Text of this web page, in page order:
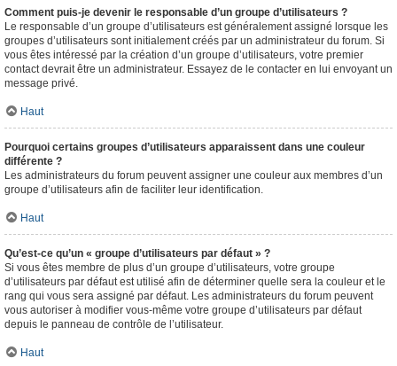
Comment puis-je devenir le responsable d’un groupe d’utilisateurs ?
Le responsable d’un groupe d’utilisateurs est généralement assigné lorsque les
groupes d’utilisateurs sont initialement créés par un administrateur du forum. Si
vous êtes intéressé par la création d’un groupe d’utilisateurs, votre premier
contact devrait être un administrateur. Essayez de le contacter en lui envoyant un
message privé.
Haut
Pourquoi certains groupes d’utilisateurs apparaissent dans une couleur
différente ?
Les administrateurs du forum peuvent assigner une couleur aux membres d’un
groupe d’utilisateurs afin de faciliter leur identification.
Haut
Qu’est-ce qu’un « groupe d’utilisateurs par défaut » ?
Si vous êtes membre de plus d’un groupe d’utilisateurs, votre groupe
d’utilisateurs par défaut est utilisé afin de déterminer quelle sera la couleur et le
rang qui vous sera assigné par défaut. Les administrateurs du forum peuvent
vous autoriser à modifier vous-même votre groupe d’utilisateurs par défaut
depuis le panneau de contrôle de l’utilisateur.
Haut